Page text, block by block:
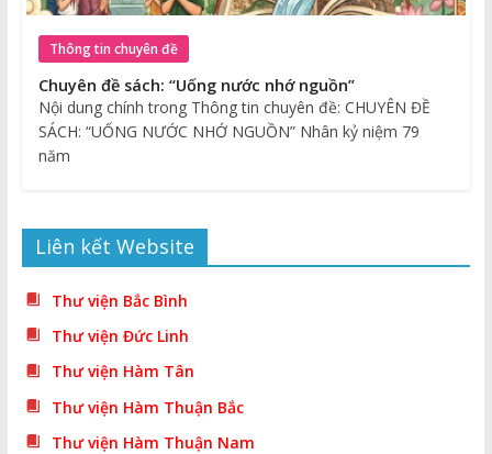
Thông tin chuyên đề
Chuyên đề sách: “Uống nước nhớ nguồn”
Nội dung chính trong Thông tin chuyên đề: CHUYÊN ĐỀ
SÁCH: “UỐNG NƯỚC NHỚ NGUỒN” Nhân kỷ niệm 79
năm
Liên kết Website
Thư viện Bắc Bình
Thư viện Đức Linh
Thư viện Hàm Tân
Thư viện Hàm Thuận Bắc
Thư viện Hàm Thuận Nam